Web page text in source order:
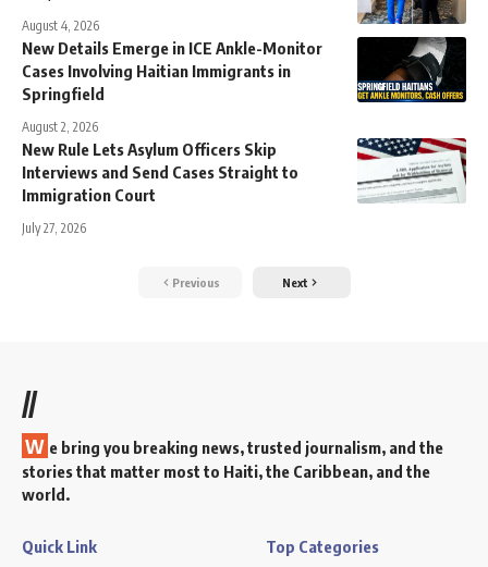
August 4, 2026
New Details Emerge in ICE Ankle-Monitor
Cases Involving Haitian Immigrants in
Springfield
August 2, 2026
New Rule Lets Asylum Officers Skip
Interviews and Send Cases Straight to
Immigration Court
July 27, 2026
Previous Next
//
W e bring you breaking news, trusted journalism, and the
stories that matter most to Haiti, the Caribbean, and the
world.
Quick Link Top Categories